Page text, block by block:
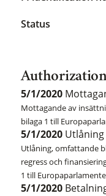
Status
5/1/2020
Mottagande av
bilaga 1 till
5/1/2020Utlåning
Utlåning, omfattande
regress och
1 till
5/1/2020